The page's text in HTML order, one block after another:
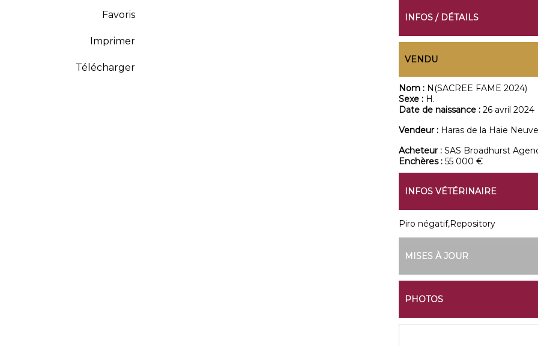
Favoris
Imprimer
Télécharger
INFOS / DÉTAILS
VENDU
Nom : N(SACREE FAME 2024)
Sexe : H.
Date de naissance : 26 avril 2024
Vendeur : Haras de la Haie Neuve
Acheteur : SAS Broadhurst
Enchères : 55 000 €
INFOS VÉTÉRINAIRE
Piro négatif,Repository
MISES À JOUR
PHOTOS